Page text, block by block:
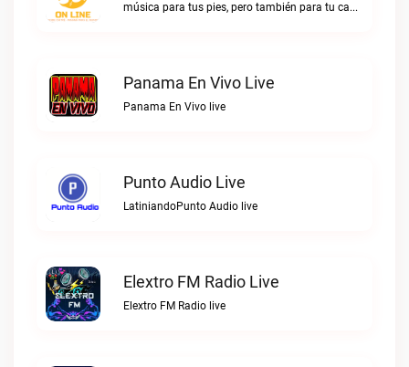
música para tus pies, pero también para tu cabezaVidal Radio live
Panama En Vivo Live
Panama En Vivo live
Punto Audio Live
LatiniandoPunto Audio live
Elextro FM Radio Live
Elextro FM Radio live